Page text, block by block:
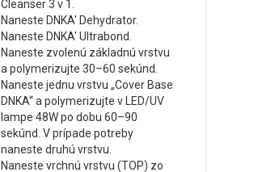
Cleanser 3 v 1.
Naneste DNKA' Dehydrator.
Naneste DNKA' Ultrabond.
Naneste zvolenú základnú vrstvu
a polymerizujte 30–60 sekúnd.
Naneste jednu vrstvu „Cover Base
DNKA“ a polymerizujte v LED/UV
lampe 48W po dobu 60–90
sekúnd. V prípade potreby
naneste druhú vrstvu.
Naneste vrchnú vrstvu (TOP) zo